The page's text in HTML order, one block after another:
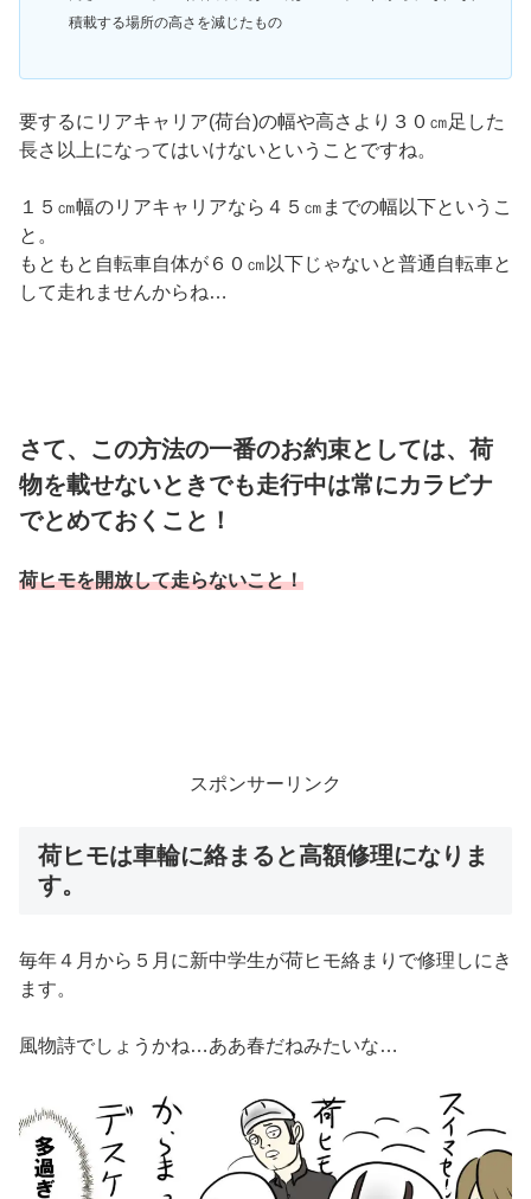
積載する場所の高さを減じたもの
要するにリアキャリア(荷台)の幅や高さより３０㎝足した
長さ以上になってはいけないということですね。
１５㎝幅のリアキャリアなら４５㎝までの幅以下というこ
と。
もともと自転車自体が６０㎝以下じゃないと普通自転車と
して走れませんからね…
さて、この方法の一番のお約束としては、荷
物を載せないときでも走行中は常にカラビナ
でとめておくこと！
荷ヒモを開放して走らないこと！
スポンサーリンク
荷ヒモは車輪に絡まると高額修理になりま
す。
毎年４月から５月に新中学生が荷ヒモ絡まりで修理しにき
ます。
風物詩でしょうかね…ああ春だねみたいな…